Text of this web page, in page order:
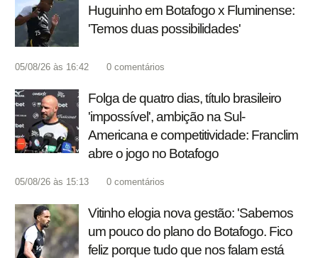
Huguinho em Botafogo x Fluminense:
'Temos duas possibilidades'
05/08/26 às 16:42 0 comentários
Folga de quatro dias, título brasileiro
'impossível', ambição na Sul-
Americana e competitividade: Franclim
abre o jogo no Botafogo
05/08/26 às 15:13 0 comentários
Vitinho elogia nova gestão: 'Sabemos
um pouco do plano do Botafogo. Fico
feliz porque tudo que nos falam está